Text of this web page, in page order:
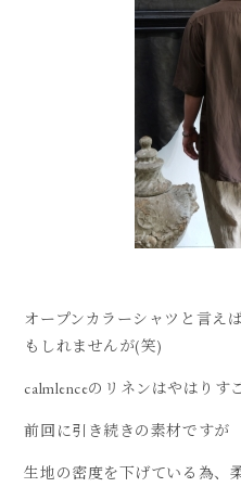
オープンカラーシャツと言え
もしれませんが(笑)
calmlenceのリネンはやはりす
前回に引き続きの素材ですが
生地の密度を下げている為、